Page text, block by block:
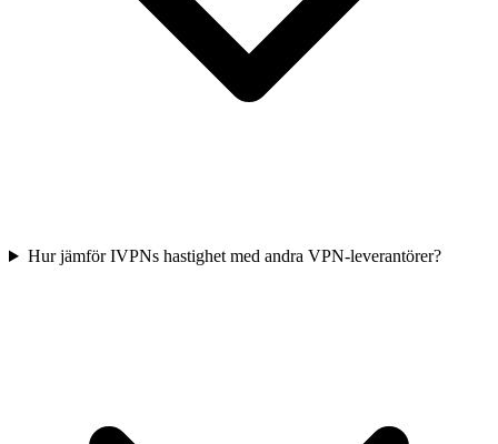
Hur jämför IVPNs hastighet med andra VPN-leverantörer?